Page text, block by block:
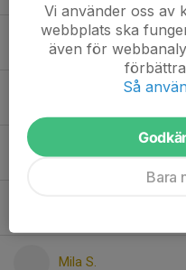
Lakshmi J.
Mila S.
Vi använder oss av
webbplats ska
även för
Så
Bara